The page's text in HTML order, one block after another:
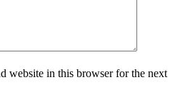
website in this browser for the next